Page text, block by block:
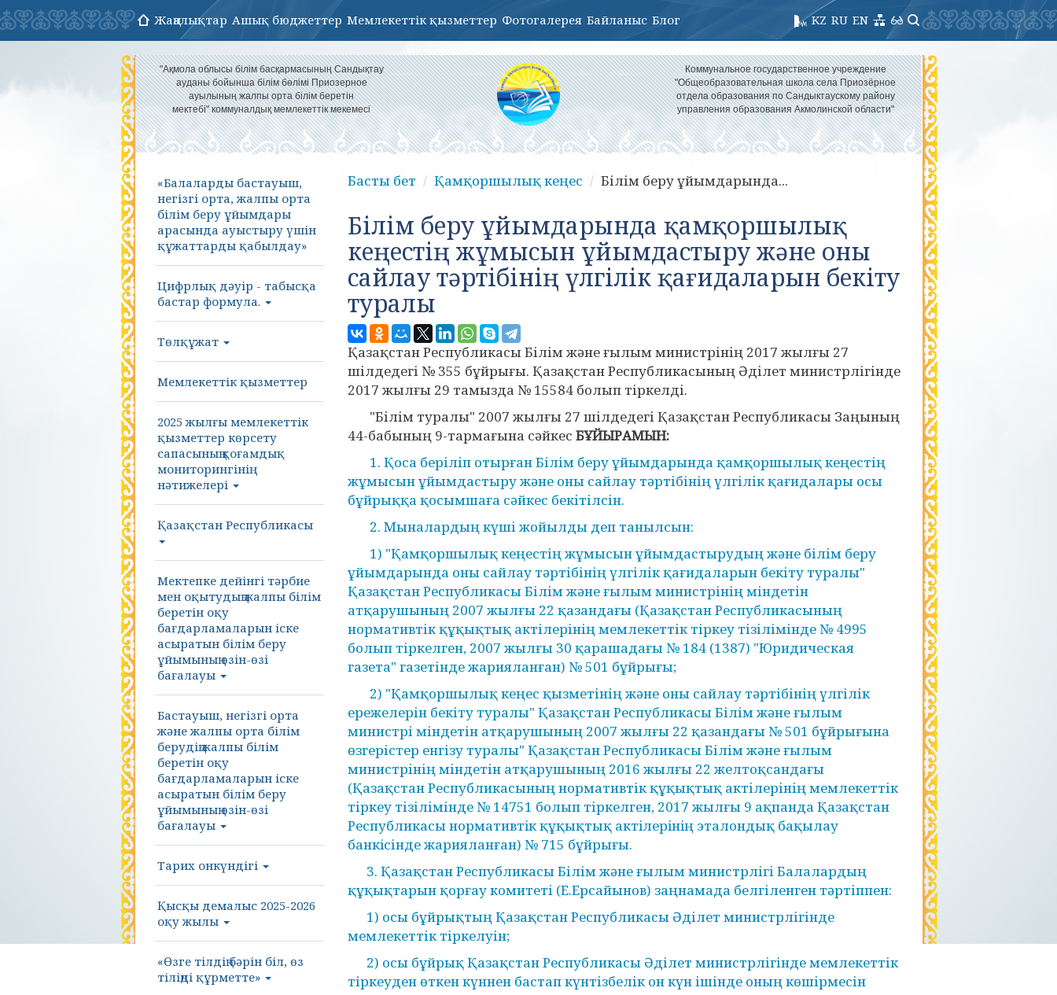
Жаңалықтар Ашық бюджеттер Мемлекеттік қызметтер Фотогалерея Байланыс Блог EN
RU
KZ
"Ақмола облысы білім басқармасының Сандықтау
ауданы бойынша білім бөлімі Приозерное
ауылының жалпы орта білім беретін
мектебі" коммуналдық мемлекеттік мекемесі
Коммунальное государственное учреждение
"Общеобразовательная школа села Приозёрное
отдела образования по Сандыктаускому району
управления образования Акмолинской области"
«Балаларды бастауыш,
негізгі орта, жалпы орта
білім беру ұйымдары
арасында ауыстыру үшін
құжаттарды қабылдау»
Цифрлық дәуір - табысқа
бастар формула.
Төлқұжат
Мемлекеттік қызметтер
2025 жылғы мемлекеттік
қызметтер көрсету
сапасының қоғамдық
мониторингінің
нәтижелері
Қазақстан Республикасы
Мектепке дейінгі тәрбие
мен оқытудың жалпы білім
беретін оқу
бағдарламаларын іске
асыратын білім беру
ұйымының өзін-өзі
бағалауы
Бастауыш, негізгі орта
және жалпы орта білім
берудің жалпы білім
беретін оқу
бағдарламаларын іске
асыратын білім беру
ұйымының өзін-өзі
бағалауы
Тарих онкүндігі
Қысқы демалыс 2025-2026
оқу жылы
«Өзге тілдің бәрін біл, өз
тіліңді құрметте»
Басты бет Қамқоршылық кеңес Білім беру ұйымдарында...
Білім беру ұйымдарында қамқоршылық
кеңестің жұмысын ұйымдастыру және оны
сайлау тәртібінің үлгілік қағидаларын бекіту
туралы
Қазақстан Республикасы Білім және ғылым министрінің 2017 жылғы 27
шілдедегі № 355 бұйрығы. Қазақстан Республикасының Әділет министрлігінде
2017 жылғы 29 тамызда № 15584 болып тіркелді.
"Білім туралы" 2007 жылғы 27 шілдедегі Қазақстан Республикасы Заңының
44-бабының 9-тармағына сәйкес БҰЙЫРАМЫН:
1. Қоса беріліп отырған Білім беру ұйымдарында қамқоршылық кеңестің
жұмысын ұйымдастыру және оны сайлау тәртібінің үлгілік қағидалары осы
бұйрыққа қосымшаға сәйкес бекітілсін.
2. Мыналардың күші жойылды деп танылсын:
1) "Қамқоршылық кеңестің жұмысын ұйымдастырудың және білім беру
ұйымдарында оны сайлау тәртібінің үлгілік қағидаларын бекіту туралы"
Қазақстан Республикасы Білім және ғылым министрінің міндетін
атқарушының 2007 жылғы 22 қазандағы (Қазақстан Республикасының
нормативтік құқықтық актілерінің мемлекеттік тіркеу тізілімінде № 4995
болып тіркелген, 2007 жылғы 30 қарашадағы № 184 (1387) "Юридическая
газета" газетінде жарияланған) № 501 бұйрығы;
2) "Қамқоршылық кеңес қызметінің және оны сайлау тәртібінің үлгілік
ережелерін бекіту туралы" Қазақстан Республикасы Білім және ғылым
министрі міндетін атқарушының 2007 жылғы 22 қазандағы № 501 бұйрығына
өзгерістер енгізу туралы" Қазақстан Республикасы Білім және ғылым
министрінің міндетін атқарушының 2016 жылғы 22 желтоқсандағы
(Қазақстан Республикасының нормативтік құқықтық актілерінің мемлекеттік
тіркеу тізілімінде № 14751 болып тіркелген, 2017 жылғы 9 ақпанда Қазақстан
Республикасы нормативтiк құқықтық актiлерiнiң эталондық бақылау
банкiсінде жарияланған) № 715 бұйрығы.
3. Қазақстан Республикасы Білім және ғылым министрлігі Балалардың
құқықтарын қорғау комитеті (Е.Ерсайынов) заңнамада белгіленген тәртіппен:
1) осы бұйрықтың Қазақстан Республикасы Әділет министрлігінде
мемлекеттік тіркелуін;
2) осы бұйрық Қазақстан Республикасы Әділет министрлігінде мемлекеттік
тіркеуден өткен күннен бастап күнтізбелік он күн ішінде оның көшірмесін